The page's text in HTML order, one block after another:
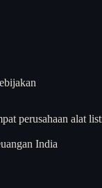
perusahaan alat
India